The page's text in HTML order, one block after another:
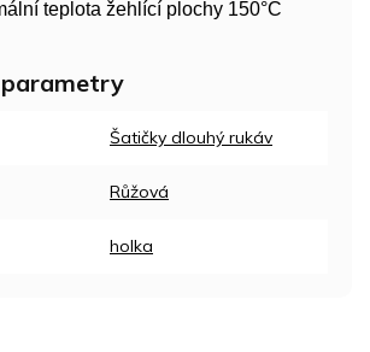
teplota žehlící plochy 150°C
Šatičky dlouhý rukáv
Růžová
holka